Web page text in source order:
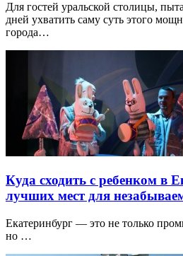
Для гостей уральской столицы,
дней ухватить саму суть этого
города…
Куда сходить с ребенком в
лучших мест для
Екатеринбург — это не только
но …